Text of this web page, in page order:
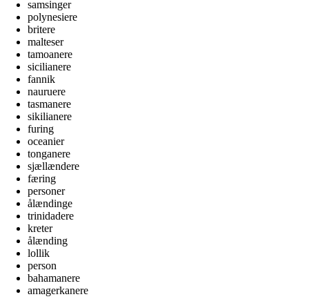
samsinger
polynesiere
britere
malteser
tamoanere
sicilianere
fannik
nauruere
tasmanere
sikilianere
furing
oceanier
tonganere
sjællændere
færing
personer
ålændinge
trinidadere
kreter
ålænding
lollik
person
bahamanere
amagerkanere